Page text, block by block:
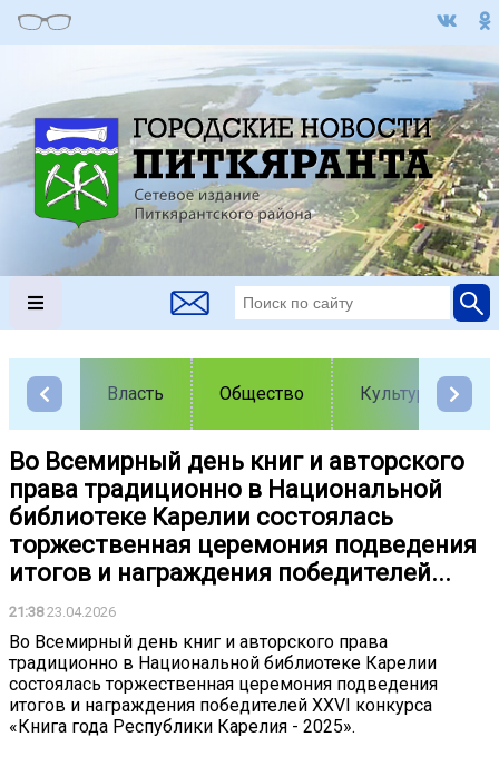
Власть Общество Культура
Во Всемирный день книг и авторского
права традиционно в Национальной
библиотеке Карелии состоялась
торжественная церемония подведения
итогов и награждения победителей...
21:3823.04.2026
Во Всемирный день книг и авторского права
традиционно в Национальной библиотеке Карелии
состоялась торжественная церемония подведения
итогов и награждения победителей XXVI конкурса
«Книга года Республики Карелия - 2025».